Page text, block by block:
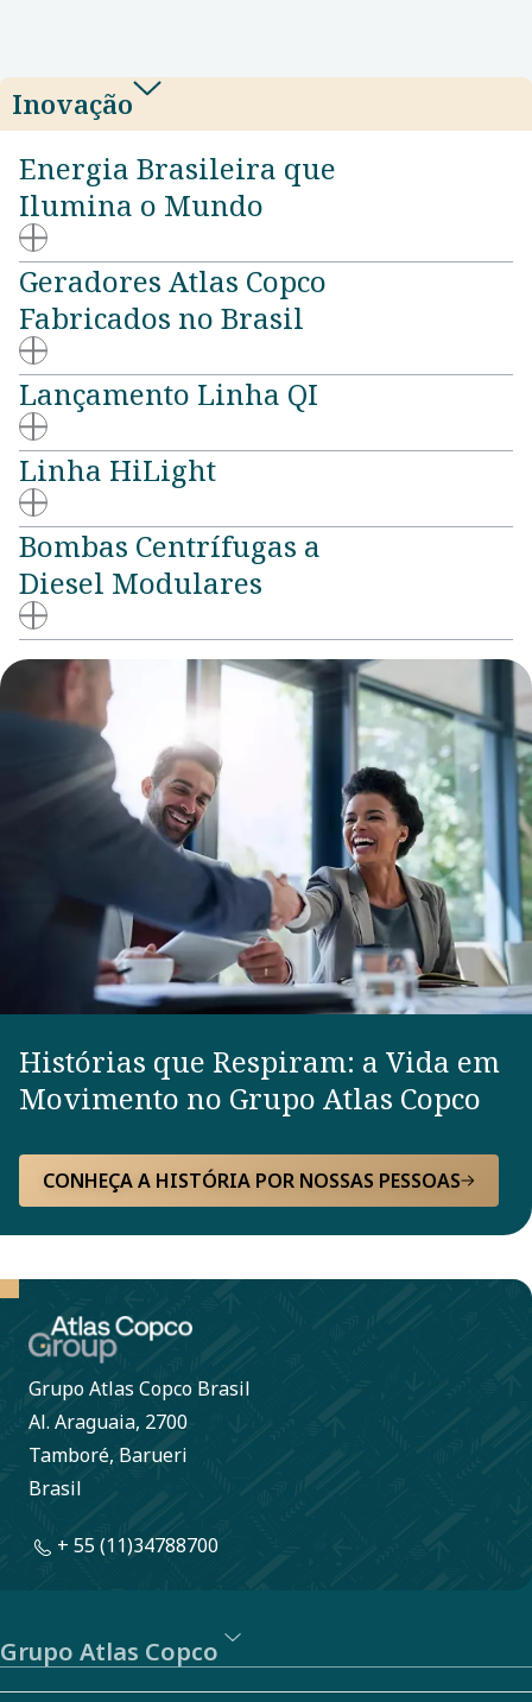
Inovação
Energia Brasileira que
Ilumina o Mundo
Geradores Atlas Copco
Fabricados no Brasil
Lançamento Linha QI
Linha HiLight
Bombas Centrífugas a
Diesel Modulares
Histórias que Respiram: a Vida em
Movimento no Grupo Atlas Copco
CONHEÇA A HISTÓRIA POR NOSSAS PESSOAS
Grupo Atlas Copco Brasil
Al. Araguaia, 2700
Tamboré, Barueri
Brasil
+ 55 (11)34788700
Grupo Atlas Copco